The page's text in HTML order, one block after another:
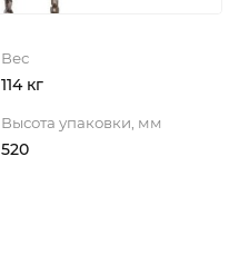
Вес
114 кг
Высота упаковки, мм
520